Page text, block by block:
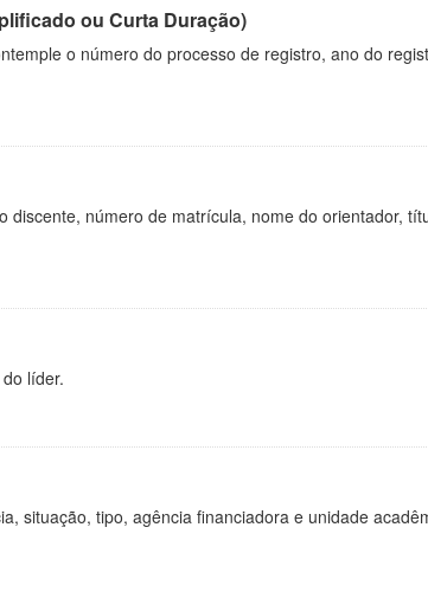
ou Curta Duração)
o número do processo de registro, ano do
discente, número de matrícula, nome do orientador,
líder.
situação, tipo, agência financiadora e unidade